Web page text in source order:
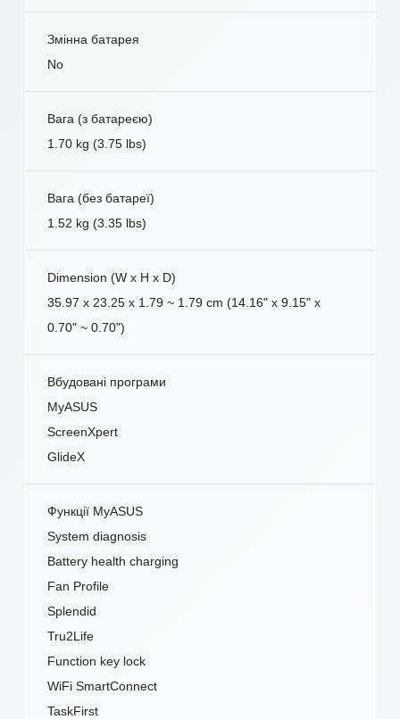
Змінна батарея
No
Вага (з батареєю)
1.70 kg (3.75 lbs)
Вага (без батареї)
1.52 kg (3.35 lbs)
Dimension (W x H x D)
35.97 x 23.25 x 1.79 ~ 1.79 cm (14.16" x 9.15" x
0.70" ~ 0.70")
Вбудовані програми
MyASUS
ScreenXpert
GlideX
Функції MyASUS
System diagnosis
Battery health charging
Fan Profile
Splendid
Tru2Life
Function key lock
WiFi SmartConnect
TaskFirst